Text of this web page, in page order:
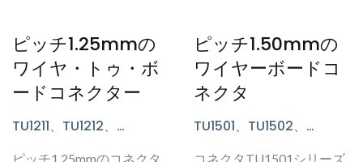
ピッチ1.25mmの
ワイヤ・トゥ・ボ
ードコネクター
TU1211、TU1212、
ピッチ1.25mmのコネクタ
ピッチ1.50mmの
ワイヤーボードコ
ネクタ
TU1501、TU1502、
コネクタTU1501シリーズ